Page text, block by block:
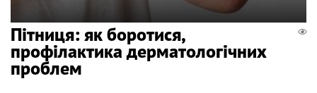
Пітниця: як боротися,
профілактика дерматологічних
проблем